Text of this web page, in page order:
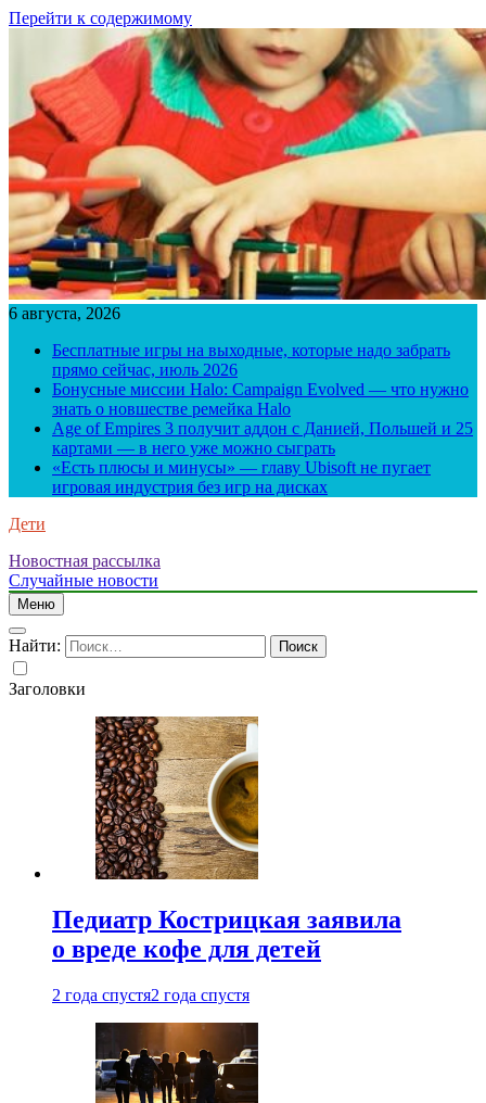
Перейти к содержимому
6 августа, 2026
Бесплатные игры на выходные, которые надо забрать
прямо сейчас, июль 2026
Бонусные миссии Halo: Campaign Evolved — что нужно
знать о новшестве ремейка Halo
Age of Empires 3 получит аддон с Данией, Польшей и 25
картами — в него уже можно сыграть
«Есть плюсы и минусы» — главу Ubisoft не пугает
игровая индустрия без игр на дисках
Дети
Новостная рассылка
Случайные новости
Меню
Найти:
Заголовки
Педиатр Кострицкая заявила
о вреде кофе для детей
2 года спустя2 года спустя